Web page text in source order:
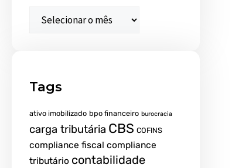
Tags
ativo imobilizado bpo financeiro burocracia
carga tributária CBS COFINS
compliance fiscal compliance
tributário contabilidade